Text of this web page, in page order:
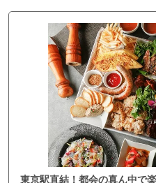
東京駅直結！都会の真ん中で